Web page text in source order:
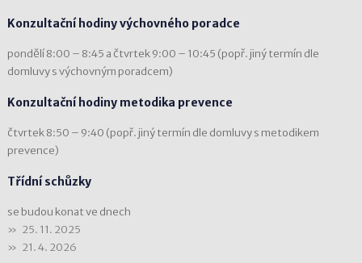
Konzultační hodiny výchovného poradce
pondělí 8:00 – 8:45 a čtvrtek 9:00 – 10:45 (popř. jiný termín dle
domluvy s výchovným poradcem)
Konzultační hodiny metodika prevence
čtvrtek 8:50 – 9:40 (popř. jiný termín dle domluvy s metodikem
prevence)
Třídní schůzky
se budou konat ve dnech
25. 11. 2025
21. 4. 2026